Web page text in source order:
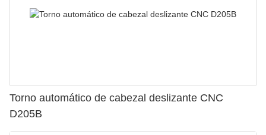
Torno automático de cabezal deslizante CNC
D205B